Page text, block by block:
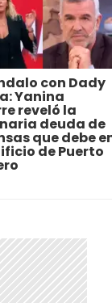
con Dady
Yanina
reveló la
deuda de
que debe
de Puerto